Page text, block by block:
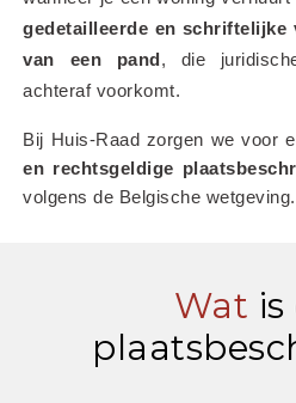
gedetailleerde en schriftelijke
van een pand , die
achteraf voorkomt.
Bij Huis-Raad zorgen we voor
en rechtsgeldige
volgens de Belgische wetgeving.
Wat is